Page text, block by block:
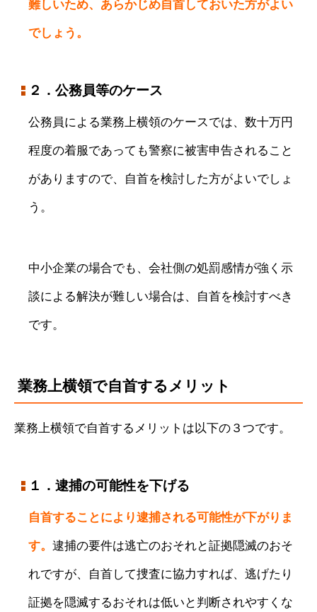
難しいため、あらかじめ自首しておいた方がよい
でしょう。
２．公務員等のケース
公務員による業務上横領のケースでは、数十万円
程度の着服であっても警察に被害申告されること
がありますので、自首を検討した方がよいでしょ
う。
中小企業の場合でも、会社側の処罰感情が強く示
談による解決が難しい場合は、自首を検討すべき
です。
業務上横領で自首するメリット
業務上横領で自首するメリットは以下の３つです。
１．逮捕の可能性を下げる
自首することにより逮捕される可能性が下がりま
す。 逮捕の要件は逃亡のおそれと証拠隠滅のおそ
れですが、自首して捜査に協力すれば、逃げたり
証拠を隠滅するおそれは低いと判断されやすくな